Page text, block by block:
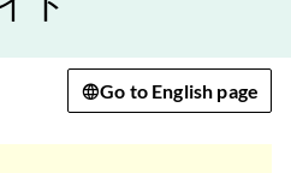
Go to English page